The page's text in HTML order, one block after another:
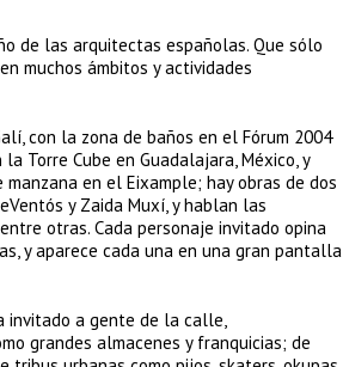
de las arquitectas españolas. Que sólo
muchos ámbitos y actividades
con la zona de baños en el Fórum 2004
Torre Cube en Guadalajara, México, y
en el Eixample; hay obras de dos
y Zaida Muxí, y hablan las
otras. Cada personaje invitado opina
y aparece cada una en una gran pantalla
invitado a gente de la calle,
grandes almacenes y franquicias; de